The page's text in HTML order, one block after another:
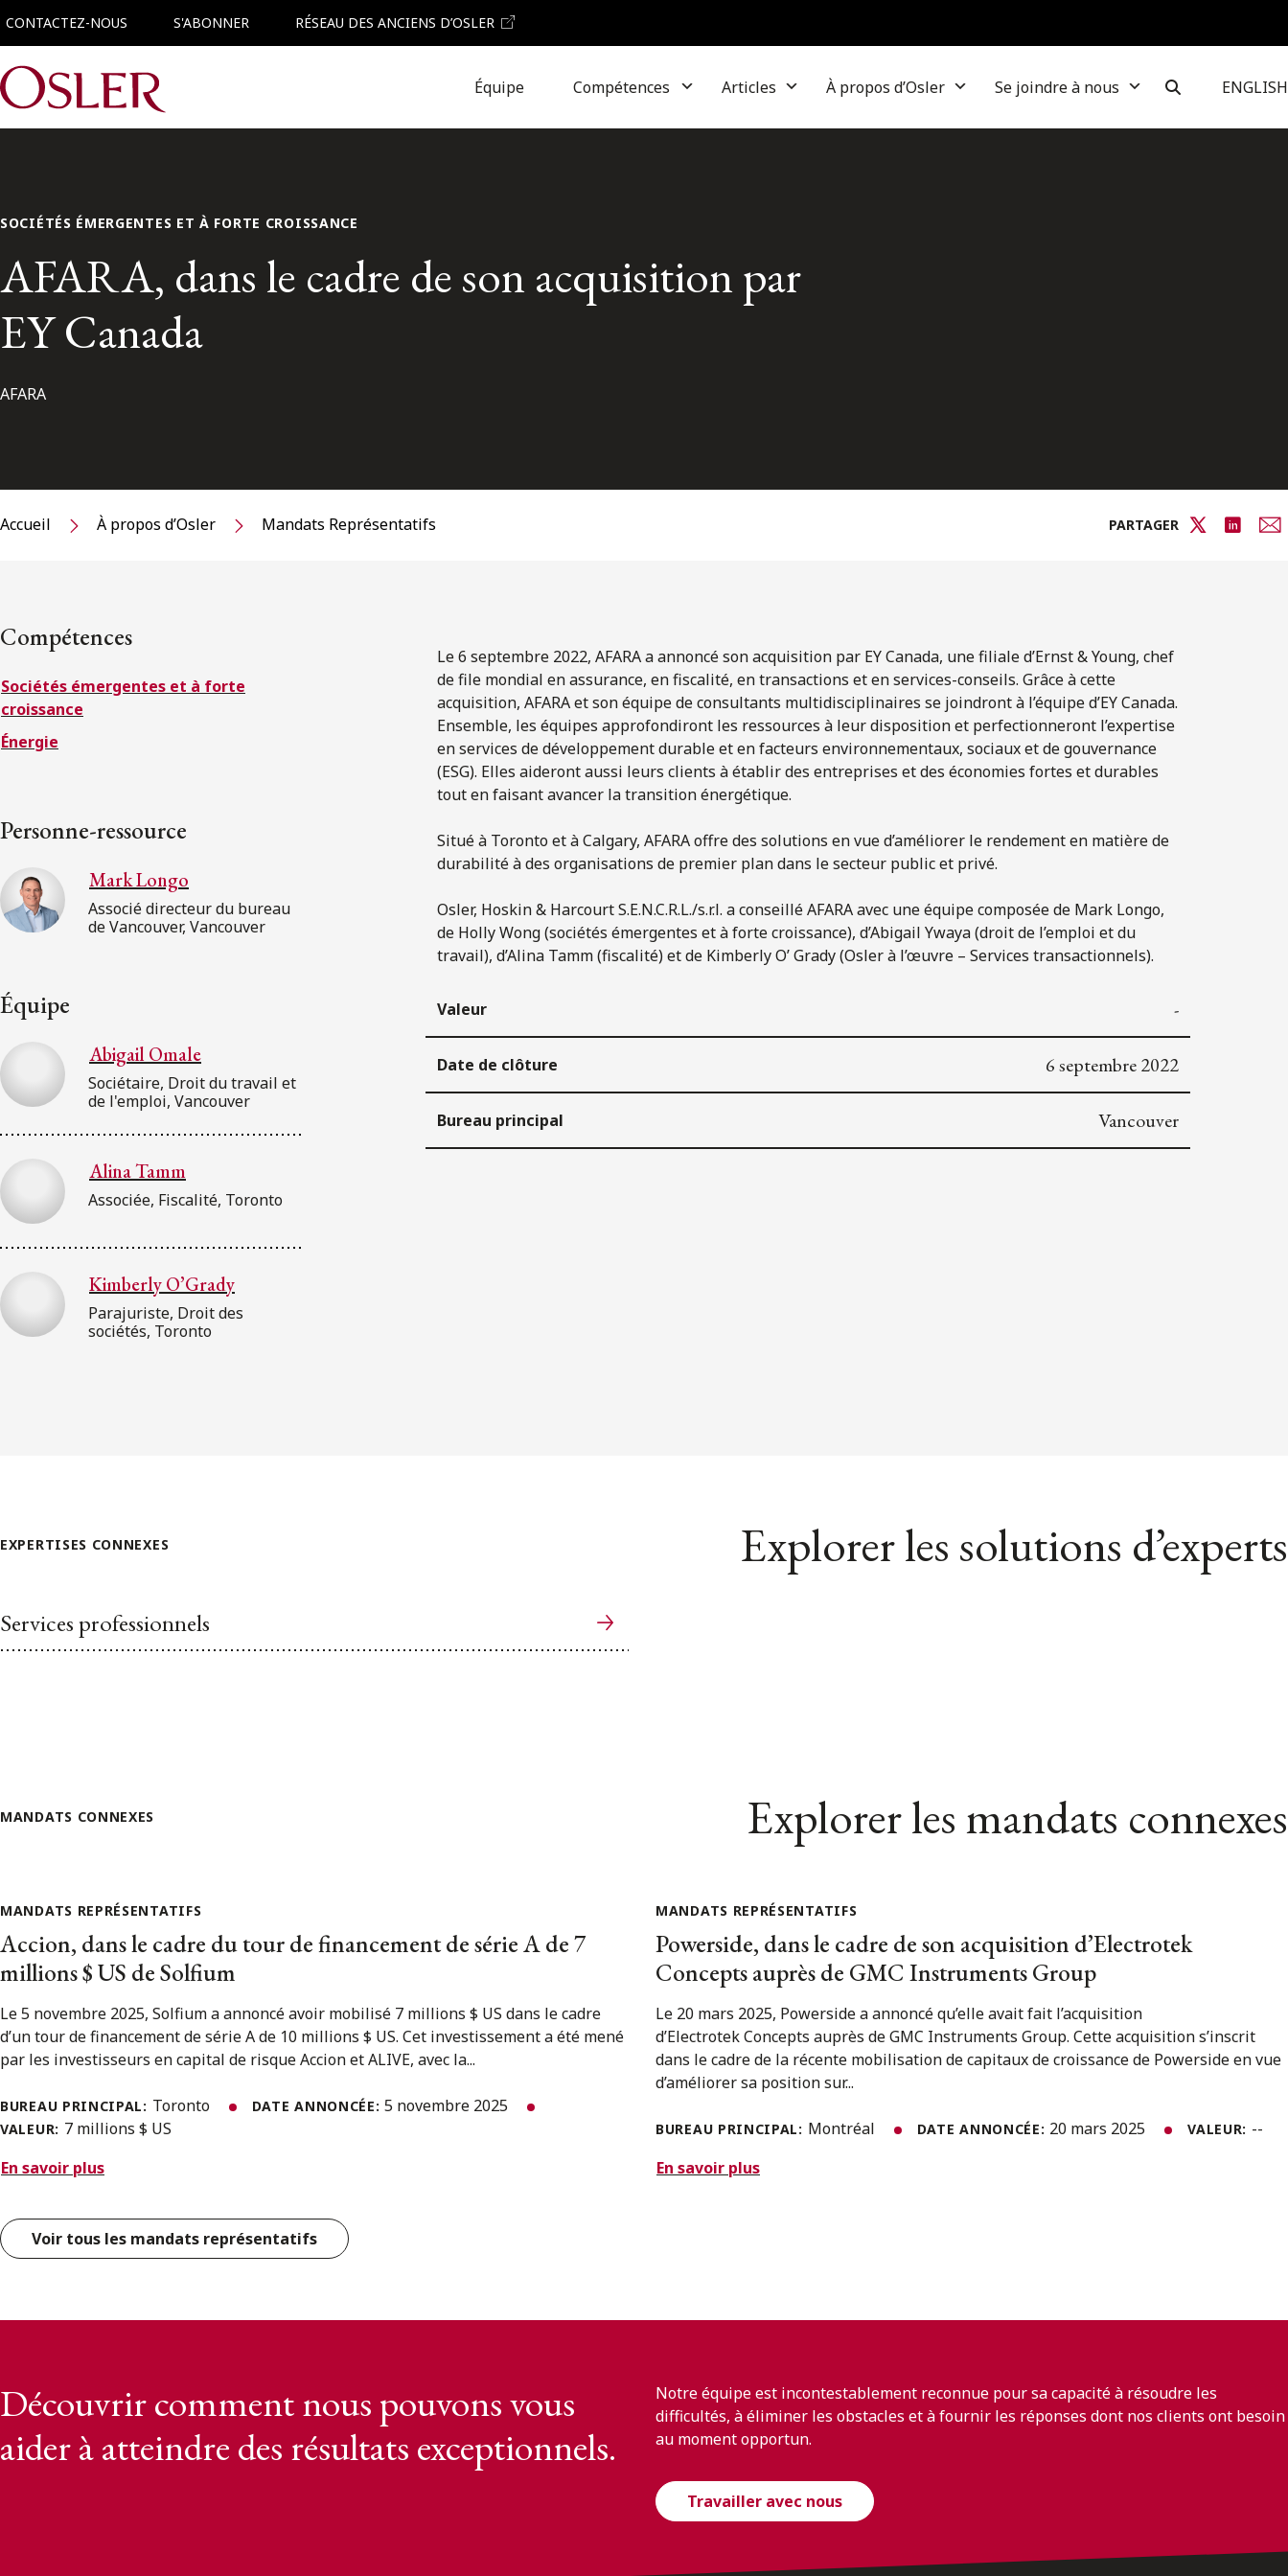
CONTACTEZ-NOUS S'ABONNER RÉSEAU DES ANCIENS D’OSLER
Main Navigation Équipe Compétences Articles À propos d’Osler Se joindre à nous ENGLISH
SOCIÉTÉS ÉMERGENTES ET À FORTE CROISSANCE
AFARA, dans le cadre de son acquisition par
EY Canada
AFARA
Accueil À propos d’Osler Mandats Représentatifs PARTAGER
Compétences
Sociétés émergentes et à forte
croissance
Énergie
Personne-ressource
Mark Longo
Associé directeur du bureau
de Vancouver, Vancouver
Équipe
Abigail Omale
Sociétaire, Droit du travail et
de l'emploi, Vancouver
Alina Tamm
Associée, Fiscalité, Toronto
Kimberly O’Grady
Parajuriste, Droit des
sociétés, Toronto
Le 6 septembre 2022, AFARA a annoncé son acquisition par EY Canada, une filiale d’Ernst & Young, chef
de file mondial en assurance, en fiscalité, en transactions et en services-conseils. Grâce à cette
acquisition, AFARA et son équipe de consultants multidisciplinaires se joindront à l’équipe d’EY Canada.
Ensemble, les équipes approfondiront les ressources à leur disposition et perfectionneront l’expertise
en services de développement durable et en facteurs environnementaux, sociaux et de gouvernance
(ESG). Elles aideront aussi leurs clients à établir des entreprises et des économies fortes et durables
tout en faisant avancer la transition énergétique.
Situé à Toronto et à Calgary, AFARA offre des solutions en vue d’améliorer le rendement en matière de
durabilité à des organisations de premier plan dans le secteur public et privé.
Osler, Hoskin & Harcourt S.E.N.C.R.L./s.r.l. a conseillé AFARA avec une équipe composée de Mark Longo,
de Holly Wong (sociétés émergentes et à forte croissance), d’Abigail Ywaya (droit de l’emploi et du
travail), d’Alina Tamm (fiscalité) et de Kimberly O’ Grady (Osler à l’œuvre – Services transactionnels).
Valeur -
Date de clôture 6 septembre 2022
Bureau principal Vancouver
EXPERTISES CONNEXES Explorer les solutions d’experts
Services professionnels
MANDATS CONNEXES Explorer les mandats connexes
MANDATS REPRÉSENTATIFS
Accion, dans le cadre du tour de financement de série A de 7
millions $ US de Solfium
Le 5 novembre 2025, Solfium a annoncé avoir mobilisé 7 millions $ US dans le cadre
d’un tour de financement de série A de 10 millions $ US. Cet investissement a été mené
par les investisseurs en capital de risque Accion et ALIVE, avec la...
BUREAU PRINCIPAL: Toronto DATE ANNONCÉE:5 novembre 2025
VALEUR: 7 millions $ US
En savoir plus
MANDATS REPRÉSENTATIFS
Powerside, dans le cadre de son acquisition d’Electrotek
Concepts auprès de GMC Instruments Group
Le 20 mars 2025, Powerside a annoncé qu’elle avait fait l’acquisition
d’Electrotek Concepts auprès de GMC Instruments Group. Cette acquisition s’inscrit
dans le cadre de la récente mobilisation de capitaux de croissance de Powerside en vue
d’améliorer sa position sur...
BUREAU PRINCIPAL: Montréal DATE ANNONCÉE: 20 mars 2025 VALEUR: --
En savoir plus
Voir tous les mandats représentatifs
Découvrir comment nous pouvons vous
aider à atteindre des résultats exceptionnels.
Notre équipe est incontestablement reconnue pour sa capacité à résoudre les
difficultés, à éliminer les obstacles et à fournir les réponses dont nos clients ont besoin
au moment opportun.
Travailler avec nous